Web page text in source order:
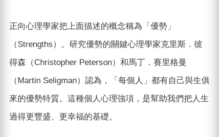
正向心理學家把上面描述的概念稱為「優勢」
（Strengths）。研究優勢的關鍵心理學家克里斯．彼
得森（Christopher Peterson）和馬丁．賽里格曼
（Martin Seligman）認為，「每個人」都有自己與生俱
來的優勢特質。這種個人心理強項，是幫助我們把人生
過得更豐盛、更幸福的基礎。